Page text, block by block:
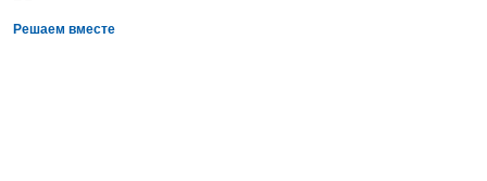
Решаем вместе